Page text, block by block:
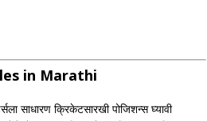
in Marathi
साधारण क्रिकेटसारखी पोजिशन्स घ्यावी